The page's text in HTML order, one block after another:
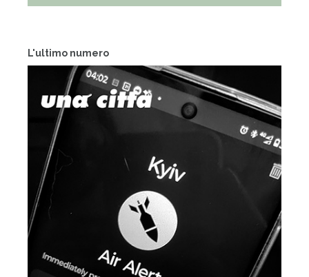
L'ultimo numero